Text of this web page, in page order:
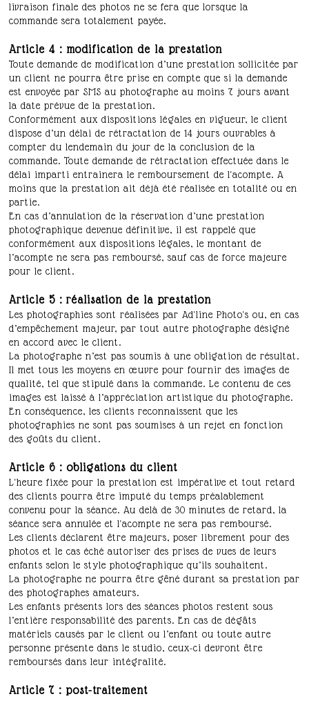
livraison finale des photos ne se fera que lorsque la
commande sera totalement payée.
Article 4 : modification de la prestation
Toute demande de modification d’une prestation sollicitée par
un client ne pourra être prise en compte que si la demande
est envoyée par SMS au photographe au moins 7 jours avant
la date prévue de la prestation.
Conformément aux dispositions légales en vigueur, le client
dispose d’un délai de rétractation de 14 jours ouvrables à
compter du lendemain du jour de la conclusion de la
commande. Toute demande de rétractation effectuée dans le
délai imparti entrainera le remboursement de l'acompte. A
moins que la prestation ait déjà été réalisée en totalité ou en
partie.
En cas d’annulation de la réservation d’une prestation
photographique devenue définitive, il est rappelé que
conformément aux dispositions légales, le montant de
l’acompte ne sera pas remboursé, sauf cas de force majeure
pour le client.
Article 5 : réalisation de la prestation
Les photographies sont réalisées par Ad'line Photo's ou, en cas
d’empêchement majeur, par tout autre photographe désigné
en accord avec le client.
La photographe n’est pas soumis à une obligation de résultat.
Il met tous les moyens en œuvre pour fournir des images de
qualité, tel que stipulé dans la commande. Le contenu de ces
images est laissé à l’appréciation artistique du photographe.
En conséquence, les clients reconnaissent que les
photographies ne sont pas soumises à un rejet en fonction
des goûts du client.
Article 6 : obligations du client
L'heure fixée pour la prestation est impérative et tout retard
des clients pourra être imputé du temps préalablement
convenu pour la séance. Au delà de 30 minutes de retard, la
séance sera annulée et l'acompte ne sera pas remboursé.
Les clients déclarent être majeurs, poser librement pour des
photos et le cas éché autoriser des prises de vues de leurs
enfants selon le style photographique qu’ils souhaitent.
La photographe ne pourra être gêné durant sa prestation par
des photographes amateurs.
Les enfants présents lors des séances photos restent sous
l’entière responsabilité des parents. En cas de dégâts
matériels causés par le client ou l’enfant ou toute autre
personne présente dans le studio, ceux-ci devront être
remboursés dans leur intégralité.
Article 7 : post-traitement